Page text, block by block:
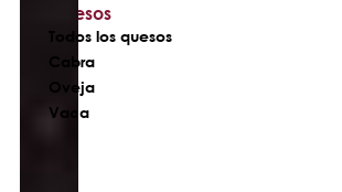
Quesos
Todos los quesos
Cabra
Oveja
Vaca